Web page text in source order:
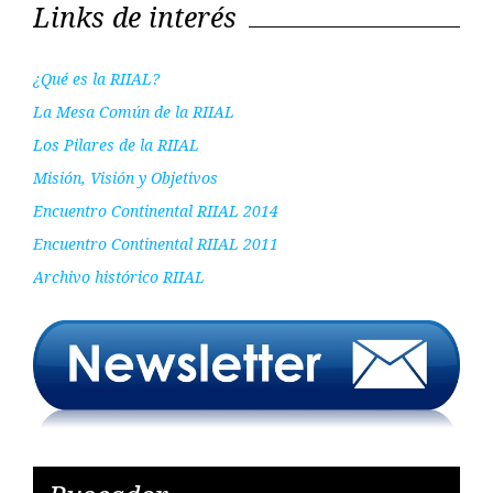
Links de interés
¿Qué es la RIIAL?
La Mesa Común de la RIIAL
Los Pilares de la RIIAL
Misión, Visión y Objetivos
Encuentro Continental RIIAL 2014
Encuentro Continental RIIAL 2011
Archivo histórico RIIAL